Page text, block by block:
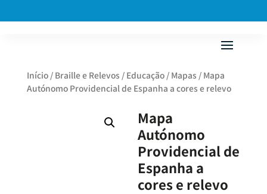
Início/ Braille e Relevos / Educação/ Mapas / Mapa
Autónomo Providencial de Espanha a cores e relevo
Mapa
Autónomo
Providencial de
Espanha a
cores e relevo